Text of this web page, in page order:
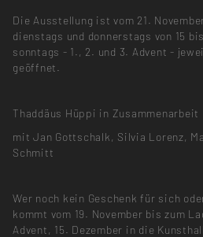
Die Ausstellung ist vom 21.
dienstags und donnerstags von 15
sonntags - 1., 2. und 3. Advent -
geöffnet.
Thaddäus Hüppi in Zusammenarbeit
mit Jan Gottschalk, Silvia Lorenz,
Schmitt
Wer noch kein Geschenk für sich
kommt vom 19. November bis zum
Advent, 15. Dezember in die